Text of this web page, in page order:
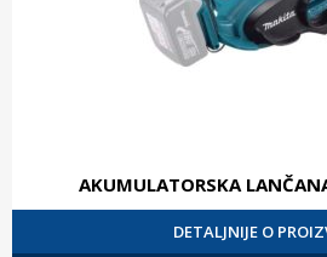
AKUMULATORSKA
DETALJNIJE O